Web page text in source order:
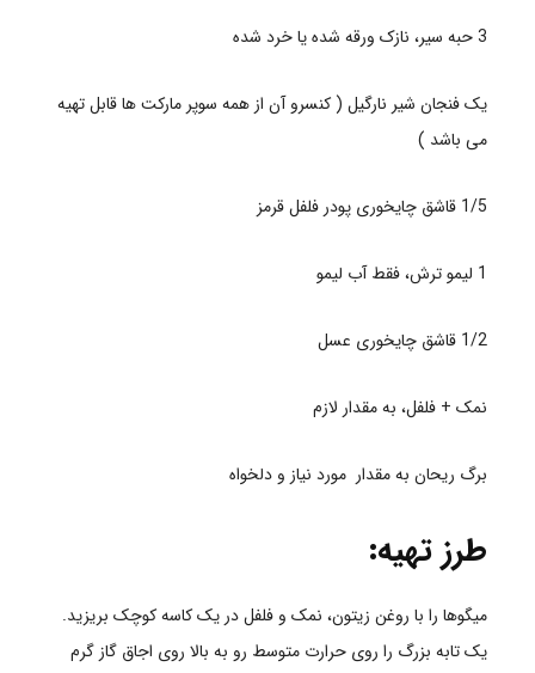
3 حبه سیر، نازک ورقه شده یا خرد شده
یک فنجان شیر نارگیل ( کنسرو آن از همه سوپر مارکت ها قابل تهیه
می باشد )
1/5 قاشق چایخوری پودر فلفل قرمز
1 لیمو ترش، فقط آب لیمو
1/2 قاشق چایخوری عسل
نمک + فلفل، به مقدار لازم
برگ ریحان به مقدار مورد نیاز و دلخواه
طرز تهیه:
میگوها را با روغن زیتون، نمک و فلفل در یک کاسه کوچک بریزید.
یک تابه بزرگ را روی حرارت متوسط رو به بالا روی اجاق گاز گرم